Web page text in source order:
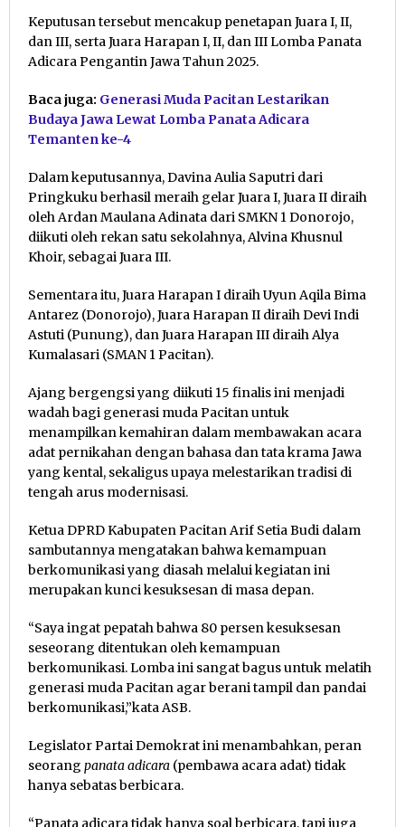
Keputusan tersebut mencakup penetapan Juara I, II,
dan III, serta Juara Harapan I, II, dan III Lomba Panata
Adicara Pengantin Jawa Tahun 2025.
Baca juga: Generasi Muda Pacitan Lestarikan
Budaya Jawa Lewat Lomba Panata Adicara
Temanten ke-4
Dalam keputusannya, Davina Aulia Saputri dari
Pringkuku berhasil meraih gelar Juara I, Juara II diraih
oleh Ardan Maulana Adinata dari SMKN 1 Donorojo,
diikuti oleh rekan satu sekolahnya, Alvina Khusnul
Khoir, sebagai Juara III.
Sementara itu, Juara Harapan I diraih Uyun Aqila Bima
Antarez (Donorojo), Juara Harapan II diraih Devi Indi
Astuti (Punung), dan Juara Harapan III diraih Alya
Kumalasari (SMAN 1 Pacitan).
Ajang bergengsi yang diikuti 15 finalis ini menjadi
wadah bagi generasi muda Pacitan untuk
menampilkan kemahiran dalam membawakan acara
adat pernikahan dengan bahasa dan tata krama Jawa
yang kental, sekaligus upaya melestarikan tradisi di
tengah arus modernisasi.
Ketua DPRD Kabupaten Pacitan Arif Setia Budi dalam
sambutannya mengatakan bahwa kemampuan
berkomunikasi yang diasah melalui kegiatan ini
merupakan kunci kesuksesan di masa depan.
“Saya ingat pepatah bahwa 80 persen kesuksesan
seseorang ditentukan oleh kemampuan
berkomunikasi. Lomba ini sangat bagus untuk melatih
generasi muda Pacitan agar berani tampil dan pandai
berkomunikasi,”kata ASB.
Legislator Partai Demokrat ini menambahkan, peran
seorang panata adicara (pembawa acara adat) tidak
hanya sebatas berbicara.
“Panata adicara tidak hanya soal berbicara, tapi juga